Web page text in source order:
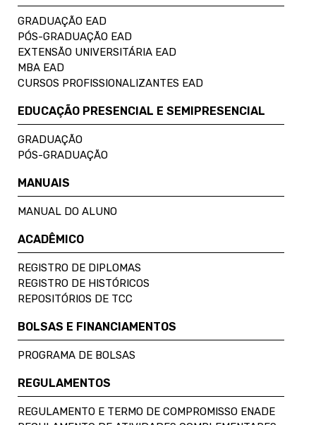
GRADUAÇÃO EAD
PÓS-GRADUAÇÃO EAD
EXTENSÃO UNIVERSITÁRIA EAD
MBA EAD
CURSOS PROFISSIONALIZANTES EAD
EDUCAÇÃO PRESENCIAL E SEMIPRESENCIAL
GRADUAÇÃO
PÓS-GRADUAÇÃO
MANUAIS
MANUAL DO ALUNO
ACADÊMICO
REGISTRO DE DIPLOMAS
REGISTRO DE HISTÓRICOS
REPOSITÓRIOS DE TCC
BOLSAS E FINANCIAMENTOS
PROGRAMA DE BOLSAS
REGULAMENTOS
REGULAMENTO E TERMO DE COMPROMISSO ENADE